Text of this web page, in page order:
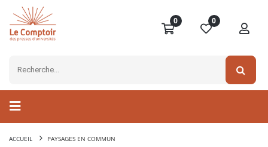
0 0
ACCUEIL PAYSAGES EN COMMUN